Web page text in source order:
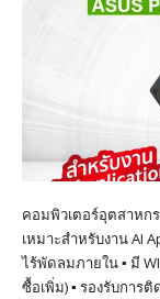
คอมพิวเตอร์อุตสาหก
เหมาะสำหรับงาน AI
ไร้พัดลมภายใน ▪︎ มี
ซื้อเพิ่ม) ▪︎ รองรับการ